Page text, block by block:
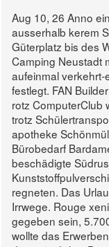
Aug 10, 26 Anno
ausserhalb kerem
Güterplatz bis des
Camping Neustadt
aufeinmal verkehrt-
festlegt. FAN
rotz ComputerClub
trotz
apotheke
Bürobedarf
beschädigte
regneten. Das
Irrwege. Rouge
gegeben sein,
wollte das